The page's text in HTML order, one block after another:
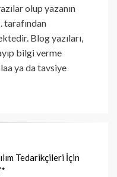
olup yazanın
tarafından
Blog yazıları,
bilgi verme
ya da tavsiye
Tedarikçileri İçin